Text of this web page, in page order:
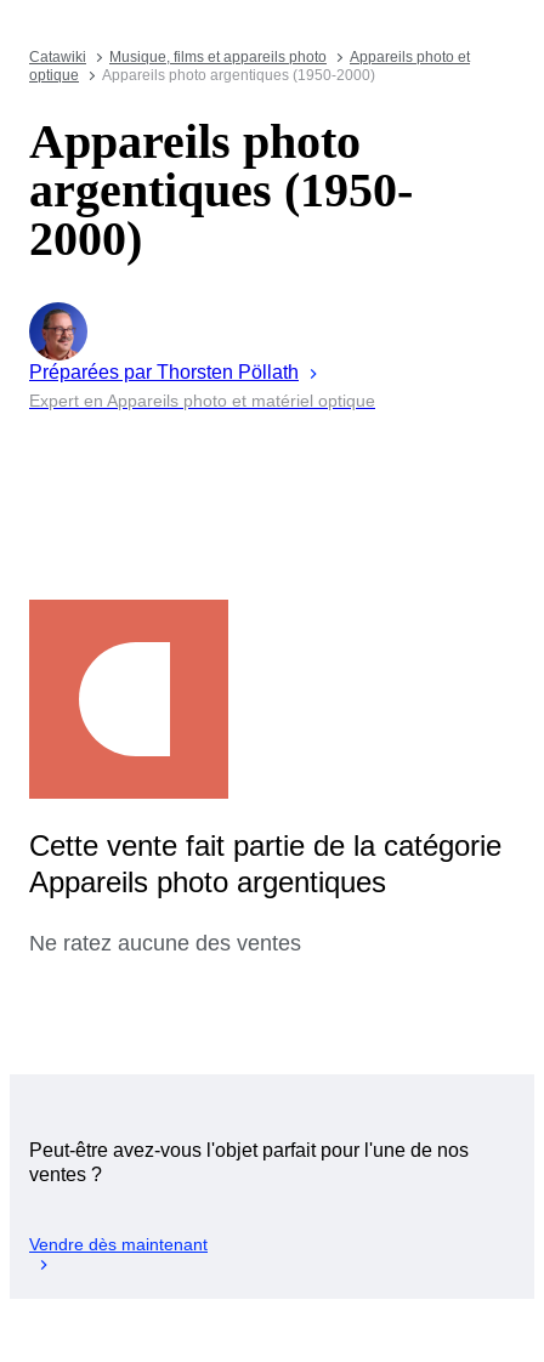
Catawiki Musique, films et appareils photo
Appareils photo et
optique
Appareils photo argentiques (1950-2000)
Appareils photo
argentiques (1950-
2000)
Préparées par Thorsten Pöllath
Expert en Appareils photo et matériel optique
Cette vente fait partie de la catégorie
Appareils photo argentiques
Ne ratez aucune des ventes
Peut-être avez-vous l'objet parfait pour l'une de nos
ventes ?
Vendre dès maintenant